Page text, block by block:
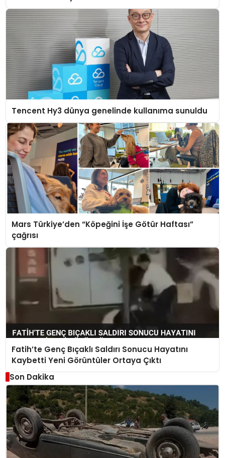
Tencent Hy3 dünya genelinde kullanıma sunuldu
Mars Türkiye’den “Köpeğini İşe Götür Haftası”
çağrısı
Fatih’te Genç Bıçaklı Saldırı Sonucu Hayatını
Kaybetti Yeni Görüntüler Ortaya Çıktı
Son Dakika